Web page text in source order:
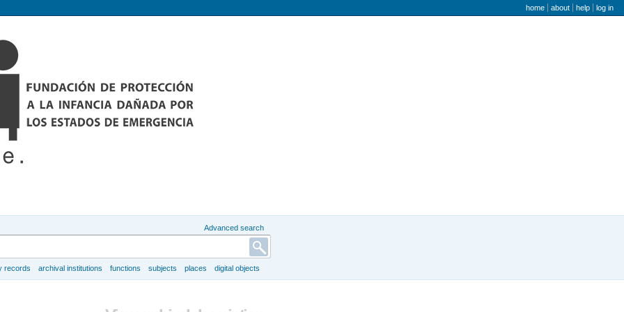
user menu
home about help log in
Advanced search
records archival institutions functions subjects places digital objects